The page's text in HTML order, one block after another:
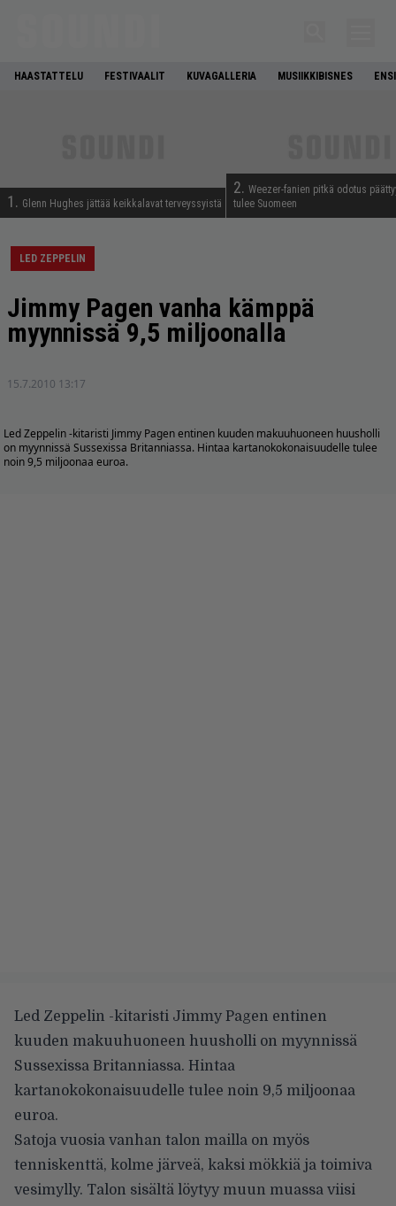
HAASTATTELU FESTIVAALIT KUVAGALLERIA MUSIIKKIBISNES
1. Glenn Hughes jättää keikkalavat terveyssyistä
2. Weezer-fanien pitkä odotus
tulee Suomeen
LED ZEPPELIN
Jimmy Pagen vanha kämppä
myynnissä 9,5 miljoonalla
15.7.2010 13:17
Led Zeppelin -kitaristi Jimmy Pagen entinen kuuden makuuhuoneen huusholli
on myynnissä Sussexissa Britanniassa. Hintaa kartanokokonaisuudelle tulee
noin 9,5 miljoonaa euroa.
Led Zeppelin -kitaristi Jimmy Pagen entinen
kuuden makuuhuoneen huusholli on myynnissä
Sussexissa Britanniassa. Hintaa
kartanokokonaisuudelle tulee noin 9,5 miljoonaa
euroa.
Satoja vuosia vanhan talon mailla on myös
tenniskenttä, kolme järveä, kaksi mökkiä ja toimiva
vesimylly. Talon sisältä löytyy muun muassa viisi